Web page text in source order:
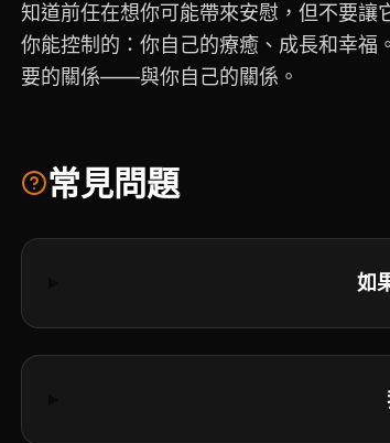
知道前任在想你可能帶來安慰，但不要
你能控制的：你自己的療癒、成長和幸福
要的關係——與你自己的關係。
常見問題
如